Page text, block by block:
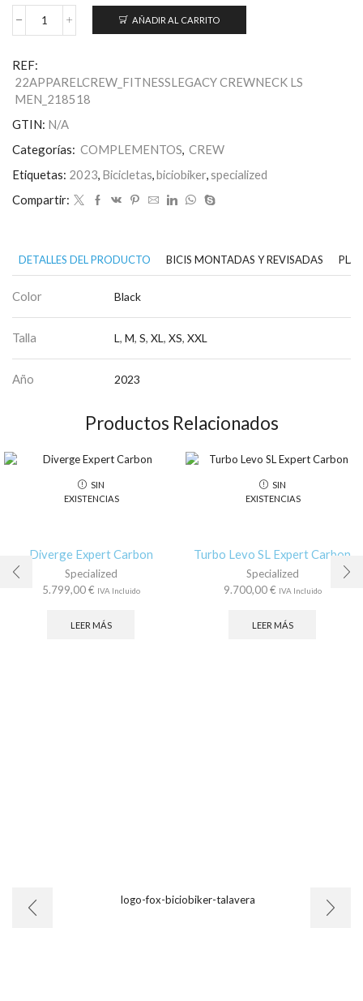
Camiseta
de
manga
Legacy
para
hombre
cantidad
AÑADIR AL CARRITO
REF:
22APPARELCREW_FITNESSLEGACY CREWNECK LS
MEN_218518
GTIN: N/A
Categorías: COMPLEMENTOS, CREW
Etiquetas: 2023, Bicicletas,biciobiker,specialized
Compartir:
DETALLES DEL PRODUCTO BICIS MONTADAS Y REVISADAS
Color Black
Talla L, M, S, XL, XS, XXL
Año 2023
Productos Relacionados
SIN
EXISTENCIAS
Diverge Expert Carbon
Specialized
5.799,00€ IVA Incluido
LEER MÁS
SIN
EXISTENCIAS
Turbo Levo SL Expert Carbon
Specialized
9.700,00€ IVA Incluido
LEER MÁS